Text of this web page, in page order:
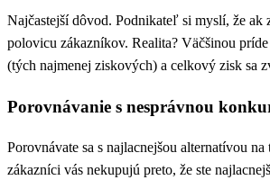
Najčastejší dôvod. Podnikateľ si myslí, že ak
polovicu zákazníkov. Realita? Väčšinou
(tých najmenej ziskových) a celkový zisk sa
Porovnávanie s nesprávnou
Porovnávate sa s najlacnejšou alternatívou
zákazníci vás nekupujú preto, že ste